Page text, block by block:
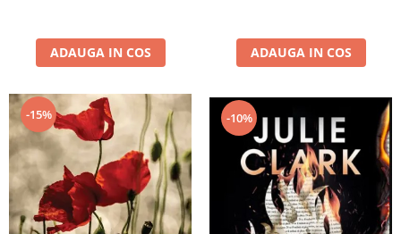
ADAUGA IN COS ADAUGA IN COS
-15% -10%